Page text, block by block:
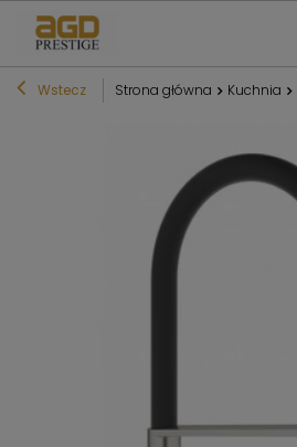
Wstecz Strona główna Kuchnia